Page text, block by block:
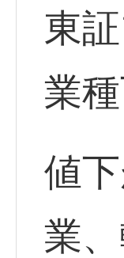
東
業種
値
業